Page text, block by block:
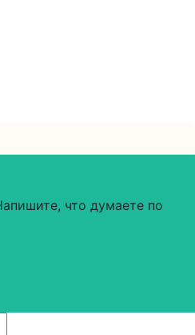
что думаете по